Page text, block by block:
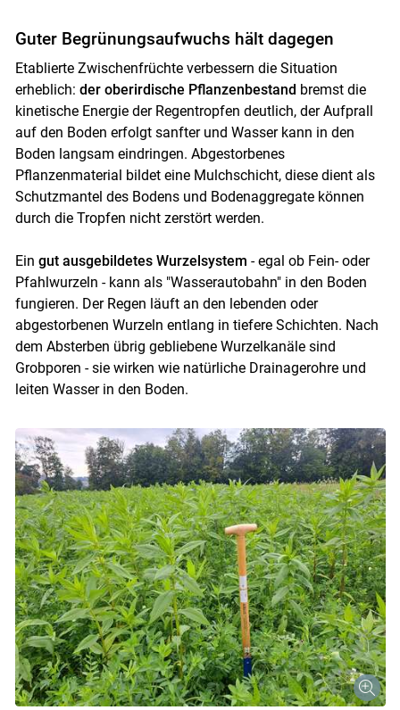
Skip to main content
Guter Begrünungsaufwuchs hält dagegen
Etablierte Zwischenfrüchte verbessern die Situation
erheblich: der oberirdische Pflanzenbestand bremst die
kinetische Energie der Regentropfen deutlich, der Aufprall
auf den Boden erfolgt sanfter und Wasser kann in den
Boden langsam eindringen. Abgestorbenes
Pflanzenmaterial bildet eine Mulchschicht, diese dient als
Schutzmantel des Bodens und Bodenaggregate können
durch die Tropfen nicht zerstört werden.
Ein gut ausgebildetes Wurzelsystem - egal ob Fein- oder
Pfahlwurzeln - kann als "Wasserautobahn" in den Boden
fungieren. Der Regen läuft an den lebenden oder
abgestorbenen Wurzeln entlang in tiefere Schichten. Nach
dem Absterben übrig gebliebene Wurzelkanäle sind
Grobporen - sie wirken wie natürliche Drainagerohre und
leiten Wasser in den Boden.